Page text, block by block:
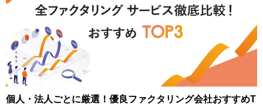
個人・法人ごとに厳選！優良ファクタリング会社おすすめT